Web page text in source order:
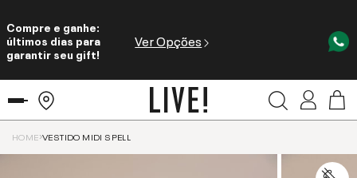
Compre e ganhe:
últimos dias para
garantir seu gift!
Ver Opções
HOME VESTIDO MIDI SPELL